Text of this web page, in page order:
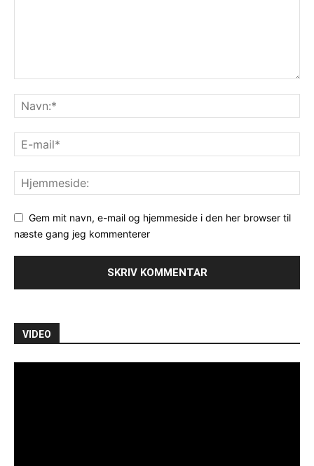
Gem mit navn, e-mail og hjemmeside i den her browser til
næste gang jeg kommenterer
VIDEO